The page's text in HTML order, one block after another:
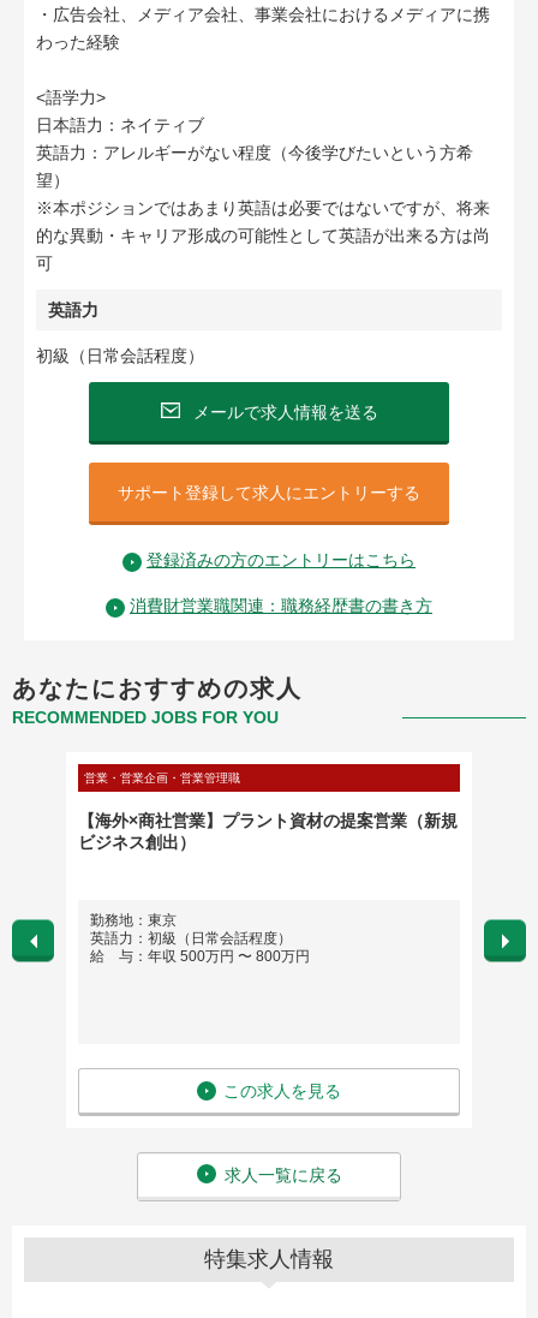
・広告会社、メディア会社、事業会社におけるメディアに携
わった経験
<語学力>
日本語力：ネイティブ
英語力：アレルギーがない程度（今後学びたいという方希
望）
※本ポジションではあまり英語は必要ではないですが、将来
的な異動・キャリア形成の可能性として英語が出来る方は尚
可
英語力
初級（日常会話程度）
メールで求人情報を送る
サポート登録して求人にエントリーする
登録済みの方のエントリーはこちら
消費財営業職関連：職務経歴書の書き方
あなたにおすすめの求人
RECOMMENDED JOBS FOR YOU
営業・営業企画・営業管理職
【海外×商社営業】プラント資材の提案営業（新規
ビジネス創出）
勤務地：東京
英語力：初級（日常会話程度）
給 与：年収 500万円 〜 800万円
この求人を見る
勤務
英語
給
求人一覧に戻る
特集求人情報